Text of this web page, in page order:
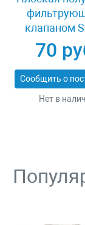
клапаном
70
Нет в